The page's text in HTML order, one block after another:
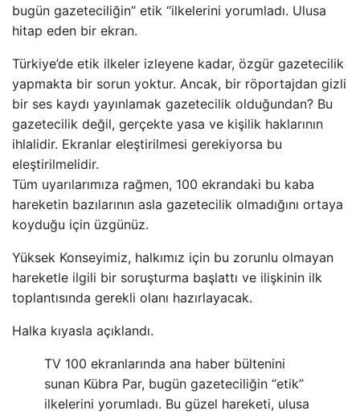
bugün gazeteciliğin” etik “ilkelerini yorumladı. Ulusa
hitap eden bir ekran.
Türkiye’de etik ilkeler izleyene kadar, özgür gazetecilik
yapmakta bir sorun yoktur. Ancak, bir röportajdan gizli
bir ses kaydı yayınlamak gazetecilik olduğundan? Bu
gazetecilik değil, gerçekte yasa ve kişilik haklarının
ihlalidir. Ekranlar eleştirilmesi gerekiyorsa bu
eleştirilmelidir.
Tüm uyarılarımıza rağmen, 100 ekrandaki bu kaba
hareketin bazılarının asla gazetecilik olmadığını ortaya
koyduğu için üzgünüz.
Yüksek Konseyimiz, halkımız için bu zorunlu olmayan
hareketle ilgili bir soruşturma başlattı ve ilişkinin ilk
toplantısında gerekli olanı hazırlayacak.
Halka kıyasla açıklandı.
TV 100 ekranlarında ana haber bültenini
sunan Kübra Par, bugün gazeteciliğin “etik”
ilkelerini yorumladı. Bu güzel hareketi, ulusa